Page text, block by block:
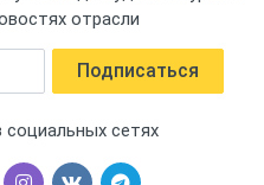
отрасли
Подписаться
сетях